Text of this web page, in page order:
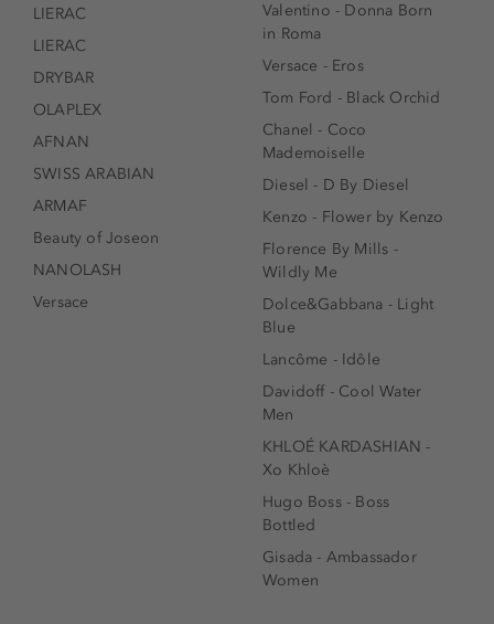
LIERAC
LIERAC
DRYBAR
OLAPLEX
AFNAN
SWISS ARABIAN
ARMAF
Beauty of Joseon
NANOLASH
Versace
Valentino - Donna Born
in Roma
Versace - Eros
Tom Ford - Black Orchid
Chanel - Coco
Mademoiselle
Diesel - D By Diesel
Kenzo - Flower by Kenzo
Florence By Mills -
Wildly Me
Dolce&Gabbana - Light
Blue
Lancôme - Idôle
Davidoff - Cool Water
Men
KHLOÉ KARDASHIAN -
Xo Khloè
Hugo Boss - Boss
Bottled
Gisada - Ambassador
Women